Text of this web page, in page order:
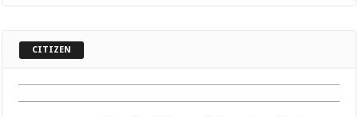
CITIZEN
Permen Pakan Kambing dari Limbah, Inovasi
Dosen Dorong Pemajuan Ekonomi Warga
ByEditor01 12 October 2025